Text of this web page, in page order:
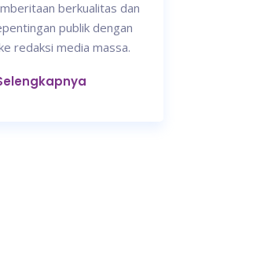
berkualitas dan
publik dengan
redaksi media massa.